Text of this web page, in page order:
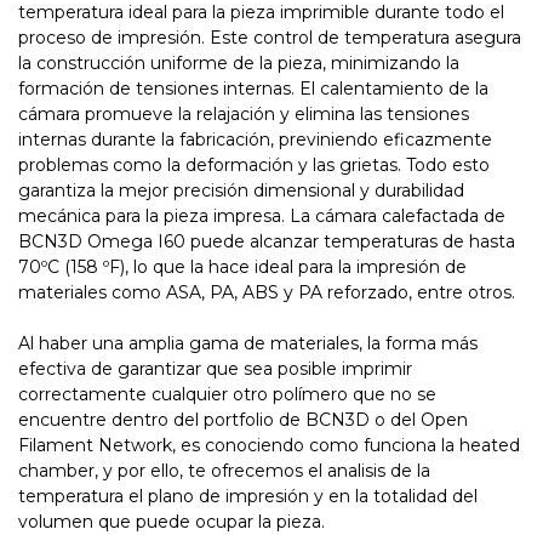
temperatura ideal para la pieza imprimible durante todo el
proceso de impresión. Este control de temperatura asegura
la construcción uniforme de la pieza, minimizando la
formación de tensiones internas. El calentamiento de la
cámara promueve la relajación y elimina las tensiones
internas durante la fabricación, previniendo eficazmente
problemas como la deformación y las grietas. Todo esto
garantiza la mejor precisión dimensional y durabilidad
mecánica para la pieza impresa. La cámara calefactada de
BCN3D Omega I60 puede alcanzar temperaturas de hasta
70ºC (158 ºF), lo que la hace ideal para la impresión de
materiales como ASA, PA, ABS y PA reforzado, entre otros.
Al haber una amplia gama de materiales, la forma más
efectiva de garantizar que sea posible imprimir
correctamente cualquier otro polímero que no se
encuentre dentro del portfolio de BCN3D o del Open
Filament Network, es conociendo como funciona la heated
chamber, y por ello, te ofrecemos el analisis de la
temperatura el plano de impresión y en la totalidad del
volumen que puede ocupar la pieza.